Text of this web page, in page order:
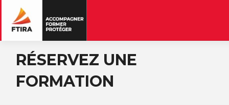
RÉSERVEZ UNE
FORMATION